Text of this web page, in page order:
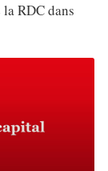
RDC dans